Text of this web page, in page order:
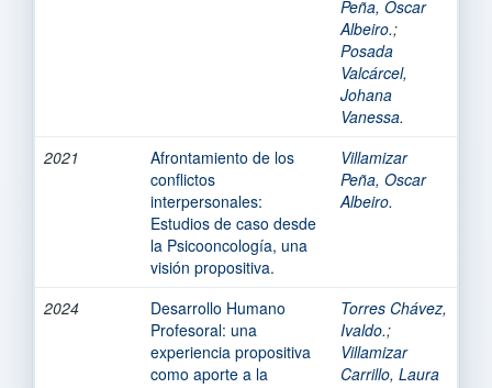
Peña, Oscar
Albeiro.;
Posada
Valcárcel,
Johana
Vanessa.
2021
Afrontamiento de los
conflictos
interpersonales:
Estudios de caso desde
la Psicooncología, una
visión propositiva.
Villamizar
Peña, Oscar
Albeiro.
2024
Desarrollo Humano
Profesoral: una
experiencia propositiva
como aporte a la
Torres Chávez,
Ivaldo.;
Villamizar
Carrillo, Laura